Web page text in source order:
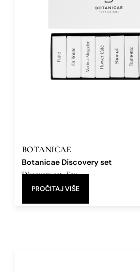
BOTANICAE
Botanicae Discovery set
Discovery set,Eau
de Parfum
PROČITAJ VIŠE